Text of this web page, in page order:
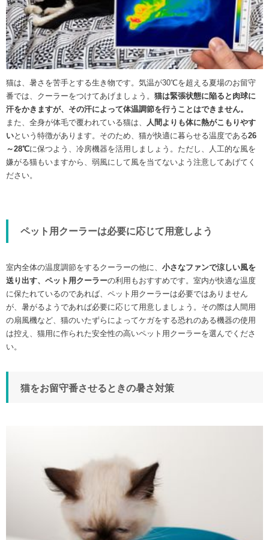
猫は、暑さを苦手とする生き物です。気温が30℃を超える夏場のお留守
番では、クーラーをつけてあげましょう。 猫は緊張状態に陥ると肉球に
汗をかきますが、その汗によって体温調節を行うことはできません。
また、全身が体毛で覆われている猫は、
人間よりも体に熱がこもりやす
いという特徴があります。そのため、猫が快適に暮らせる温度である26
～28℃に保つよう、冷房機器を活用しましょう。ただし、人工的な風を
嫌がる猫もいますから、弱風にして風を当てないよう注意してあげてく
ださい。
ペット用クーラーは必要に応じて用意しよう
室内全体の温度調節をするクーラーの他に、 小さなファンで涼しい風を
送り出す、ペット用クーラーの利用もおすすめです。室内が快適な温度
に保たれているのであれば、ペット用クーラーは必要ではありません
が、暑がるようであれば必要に応じて用意しましょう。その際は人間用
の扇風機など、猫のいたずらによってケガをする恐れのある機器の使用
は控え、猫用に作られた安全性の高いペット用クーラーを選んでくださ
い。
猫をお留守番させるときの暑さ対策